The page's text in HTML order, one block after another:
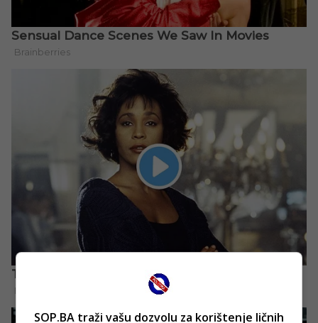
SOP.BA traži vašu dozvolu za korištenje ličnih